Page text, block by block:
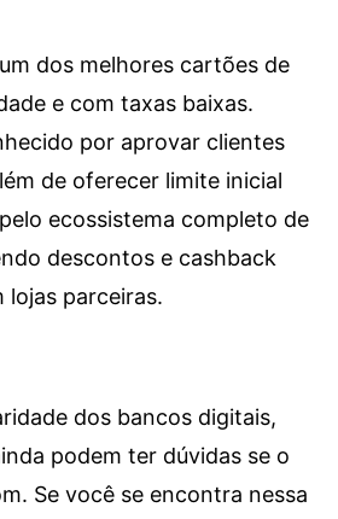
dos melhores cartões de
e com taxas baixas.
por aprovar clientes
de oferecer limite inicial
ecossistema completo de
descontos e cashback
lojas parceiras.
dos bancos digitais,
podem ter dúvidas se o
Se você se encontra nessa